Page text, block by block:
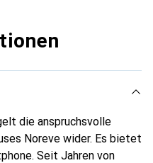
die anspruchsvolle
Noreve wider. Es bietet
Seit Jahren von